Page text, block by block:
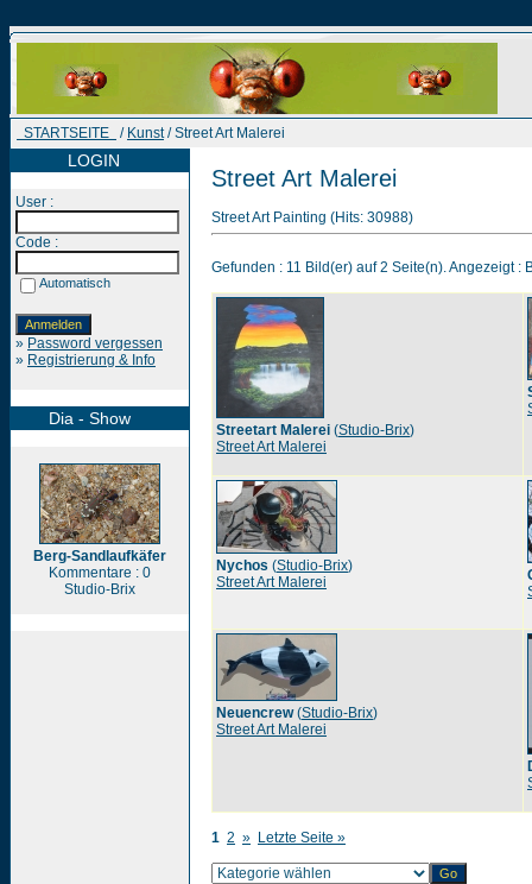
STARTSEITE / Kunst/ Street Art Malerei
LOGIN
User :
Code :
Automatisch
» Password vergessen
» Registrierung & Info
Dia - Show
Berg-Sandlaufkäfer
Kommentare : 0
Studio-Brix
Street Art Malerei
Street Art Painting (Hits: 30988)
Gefunden : 11 Bild(er) auf 2 Seite(n). Angezeigt :
Streetart Malerei (Studio-Brix)
Street Art Malerei
Nychos (Studio-Brix)
Street Art Malerei
Neuencrew(Studio-Brix)
Street Art Malerei
1 2 » Letzte Seite »